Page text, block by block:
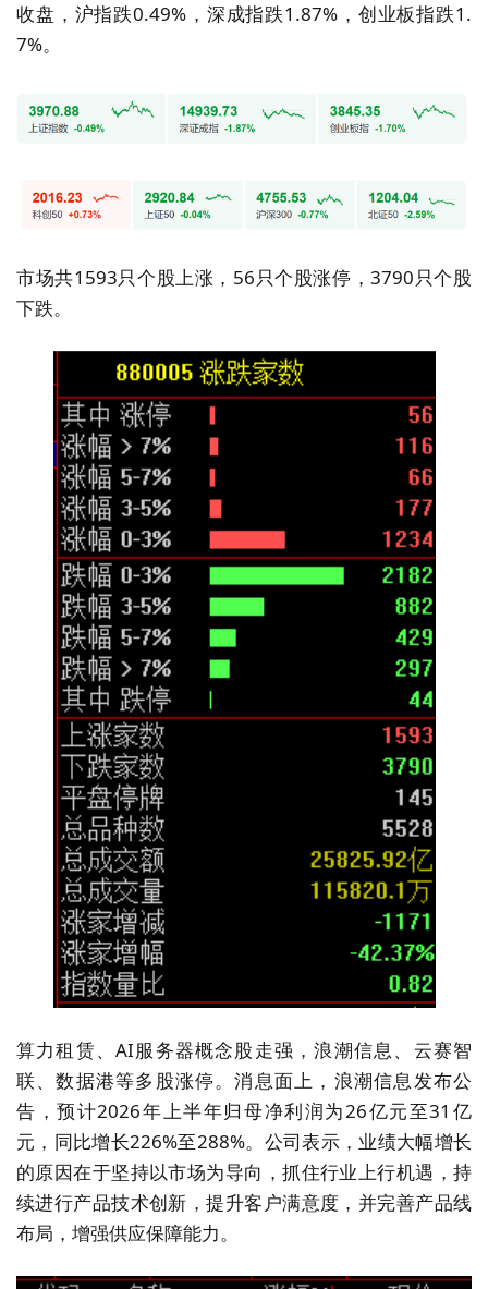
收盘，沪指跌0.49%，深成指跌1.87%，创业板指跌1.
7%。
市场共1593只个股上涨，56只个股涨停，3790只个股
下跌。
算力租赁、AI服务器概念股走强，浪潮信息、云赛智
联、数据港等多股涨停。消息面上，浪潮信息发布公
告，预计2026年上半年归母净利润为26亿元至31亿
元，同比增长226%至288%。公司表示，业绩大幅增长
的原因在于坚持以市场为导向，抓住行业上行机遇，持
续进行产品技术创新，提升客户满意度，并完善产品线
布局，增强供应保障能力。